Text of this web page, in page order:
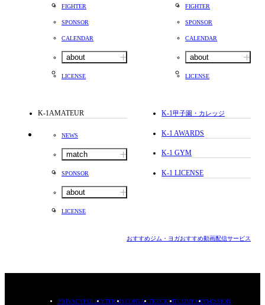
FIGHTER
SPONSOR
CALENDAR
about
LICENSE
FIGHTER
SPONSOR
CALENDAR
about
LICENSE
K-1AMATEUR
NEWS
match
SPONSOR
about
LICENSE
K-1甲子園・カレッジ
K-1 AWARDS
K-1 GYM
K-1 LICENSE
おすすめジム・ヨガおすすめ動画配信サービス
PRIVACYPOLICYTERMSCONTACTRECRUITCOMPANYMISSION